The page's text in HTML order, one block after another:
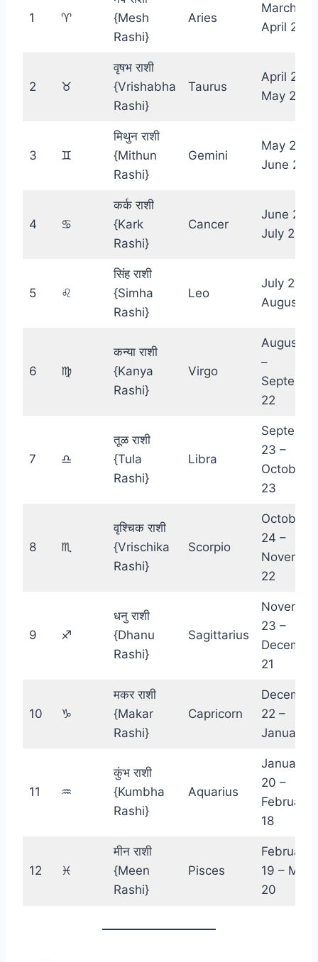
1 ♈︎
{Mesh
Rashi}
Aries
March 21
April 20
2 ♉︎
वृषभ राशी
{Vrishabha
Rashi}
Taurus
April 21 –
May 20
3 ♊︎
मिथुन राशी
{Mithun
Rashi}
Gemini
May 21 –
June 20
4 ♋︎
कर्क राशी
{Kark
Rashi}
Cancer
June 21 –
July 22
5 ♌︎
सिंह राशी
{Simha
Rashi}
Leo
July 23 –
August
6 ♍︎
कन्या राशी
{Kanya
Rashi}
Virgo
August
–
22
7 ♎︎
तूळ राशी
{Tula
Rashi}
Libra
23 –
October
23
8 ♏︎
वृश्चिक राशी
{Vrischika
Rashi}
Scorpio
October
24 –
22
9 ♐︎
धनु राशी
{Dhanu
Rashi}
Sagittarius
23 –
21
10 ♑︎
मकर राशी
{Makar
Rashi}
Capricorn
22 –
January
11 ♒︎
कुंभ राशी
{Kumbha
Rashi}
Aquarius
January
20 –
February
18
12 ♓︎
मीन राशी
{Meen
Rashi}
Pisces
February
19 –
20